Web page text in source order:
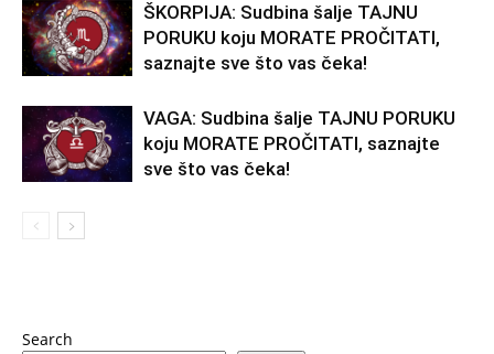
ŠKORPIJA: Sudbina šalje TAJNU
PORUKU koju MORATE PROČITATI,
saznajte sve što vas čeka!
VAGA: Sudbina šalje TAJNU PORUKU
koju MORATE PROČITATI, saznajte
sve što vas čeka!
Search